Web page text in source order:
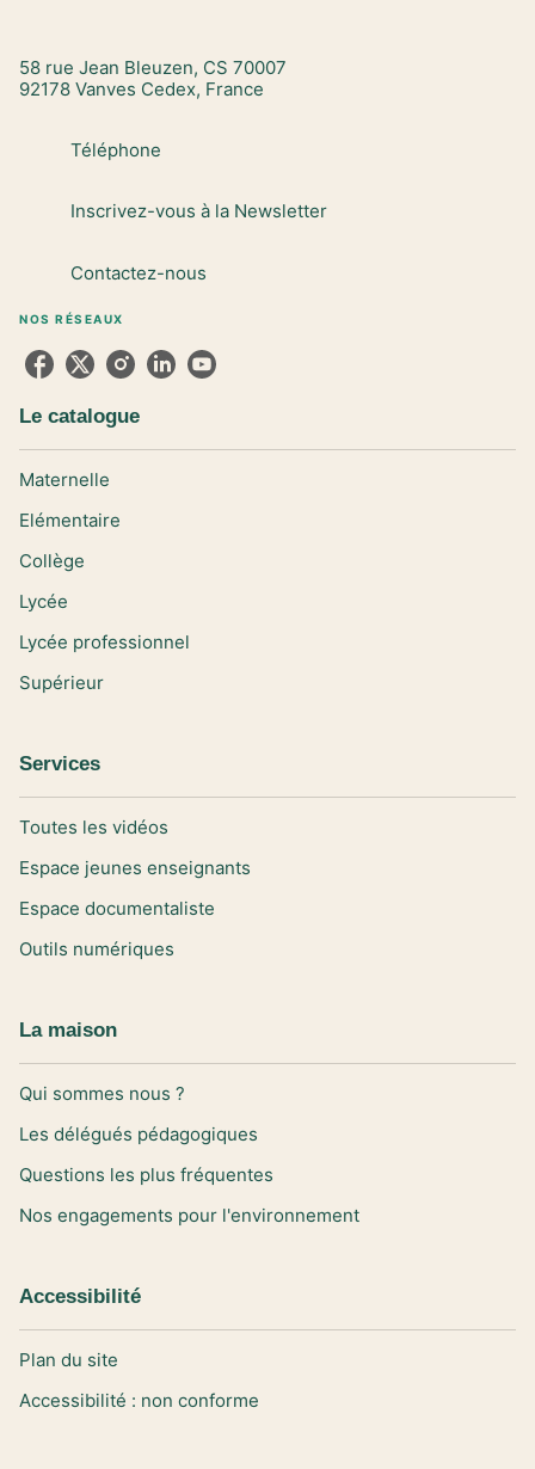
58 rue Jean Bleuzen, CS 70007
92178 Vanves Cedex, France
Téléphone
Inscrivez-vous à la Newsletter
Contactez-nous
NOS RÉSEAUX
Le catalogue
Maternelle
Elémentaire
Collège
Lycée
Lycée professionnel
Supérieur
Services
Toutes les vidéos
Espace jeunes enseignants
Espace documentaliste
Outils numériques
La maison
Qui sommes nous ?
Les délégués pédagogiques
Questions les plus fréquentes
Nos engagements pour l'environnement
Accessibilité
Plan du site
Accessibilité : non conforme